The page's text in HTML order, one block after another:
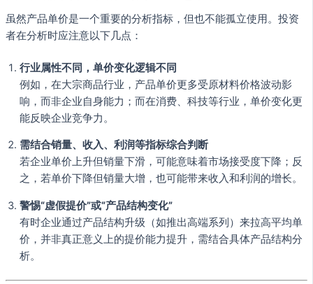
虽然产品单价是一个重要的分析指标，但也不能孤立使用。投资
者在分析时应注意以下几点：
行业属性不同，单价变化逻辑不同
例如，在大宗商品行业，产品单价更多受原材料价格波动影
响，而非企业自身能力；而在消费、科技等行业，单价变化更
能反映企业竞争力。
需结合销量、收入、利润等指标综合判断
若企业单价上升但销量下滑，可能意味着市场接受度下降；反
之，若单价下降但销量大增，也可能带来收入和利润的增长。
警惕“虚假提价”或“产品结构变化”
有时企业通过产品结构升级（如推出高端系列）来拉高平均单
价，并非真正意义上的提价能力提升，需结合具体产品结构分
析。